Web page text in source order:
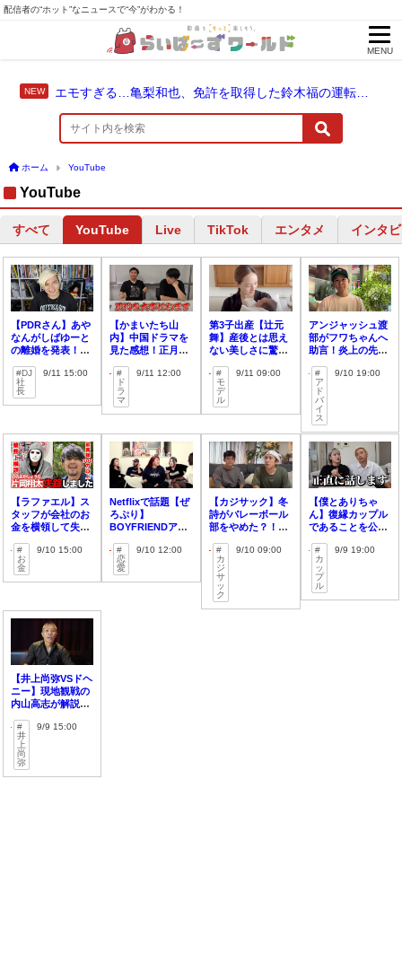
配信者の“ホット”なニュースで“今”がわかる！
MENU
エモすぎる…亀梨和也、免許を取得した鈴木福の運転でドライブ！
ホーム YouTube
YouTube
すべて YouTube Live TikTok エンタメ インタ
【PDRさん】あや
なんがしばゆーと
の離婚を発表！今
言？
DJ
社
長
9/11 15:00
【かまいたち山
内】中国ドラマを
見た感想！正月と
ド
ラ
マ
9/11 12:00
第3子出産【辻元
舞】産後とは思え
ない美しさに驚き
モ
デ
ル
9/11 09:00
アンジャッシュ渡
部がフワちゃんへ
助言！炎上の先輩
ア
ド
バ
イ
ス
9/10 19:00
【ラファエル】ス
タッフが会社のお
金を横領して失
い状態に
お
金
9/10 15:00
Netflixで話題【ぜ
ろぷり】
BOYFRIENDアラ
は？！
恋
愛
9/10 12:00
【カジサック】冬
詩がバレーボール
部をやめた？！次
カ
ジ
サ
ッ
ク
9/10 09:00
【僕とありちゃ
ん】復縁カップル
であることを公
かす
カ
ッ
プ
ル
9/9 19:00
【井上尚弥VSドヘ
ニー】現地観戦の
内山高志が解説！
井
上
尚
弥
9/9 15:00